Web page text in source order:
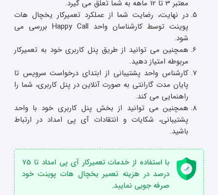
معتبر 3 تا 12 ماهه به شما تعلق می گیرد.
در نهایت، رضایت شما از عملکرد تعمیرکار یخچال هات
پوینت توسط کارشناسان واحد Happy Call بررسی می
شود.
همچنین می توانید از طریق پنل کاربری خود به تعمیرکار
مربوطه امتیاز دهید.
کارشناس واحد پشتیبانی از ابتدای درخواست سرویس تا
پایان مدت گارانتی به صورت آنلاین در پنل کاربری، شما را
راهنمایی می کند.
همچنین می توانید از بخش پنل کاربری خود با واحد
پشتیبانی، شکایات و انتقادات آی پی امداد در ارتباط
باشید.
با استفاده از خدمات تعمیرکار آی پی امداد تا 75
درصد در هزینه تعمیر یخچال هات پوینت خود
صرفه جویی نمایید.